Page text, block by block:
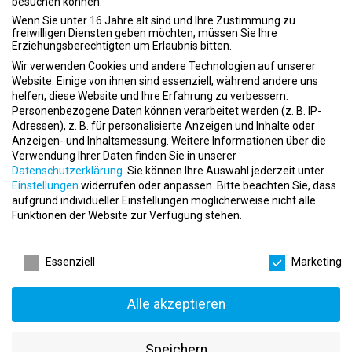
DEINPROFIL
Begeisterung für Fitness- und Gesundheitsthemen
Gutes Kommunikationsvermögen und ausgeprägtes
Dienstleistungsverständnis
Hohe Teamfähigkeit und Spaß am Umgang mit Menschen
Hohes Maß an Verantwortungsbewusstsein und
Selbstständigkeit
Erste Erfahrungen mit dem EMS-Personal Training
Fitnesstrainer B-Lizenz, Functional Trainer oder Personal
Trainer B-Lizenz
DEINEAUFGABEN
Trainings / Fitnesstrainings
Aktive Betreuung von Projekten im EMS-Lounge® Mikrostudio
Unterstützung bei der Planung und Durchführung von
Wenn Sie unter 16 Jahre alt sind und Ihre Zustimmung zu
freiwilligen Diensten geben möchten, müssen Sie Ihre
Erziehungsberechtigten um Erlaubnis bitten.
Wir verwenden Cookies und andere Technologien auf unserer
Website. Einige von ihnen sind essenziell, während andere uns
helfen, diese Website und Ihre Erfahrung zu verbessern.
Personenbezogene Daten können verarbeitet werden (z. B. IP-
Adressen), z. B. für personalisierte Anzeigen und Inhalte oder
Anzeigen- und Inhaltsmessung. Weitere Informationen über die
Verwendung Ihrer Daten finden Sie in unserer
Datenschutzerklärung Sie können Ihre Auswahl jederzeit unter
Einstellungen widerrufen oder anpassen. Bitte beachten Sie, dass
aufgrund individueller Einstellungen möglicherweise nicht alle
Funktionen der Website zur Verfügung stehen.
Essenziell
Marketing
Alle akzeptieren